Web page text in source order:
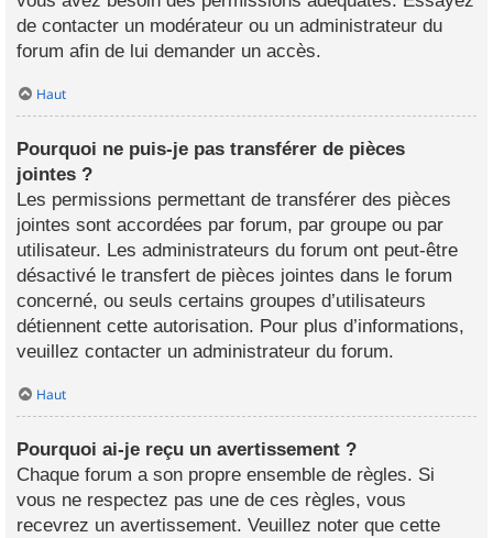
de contacter un modérateur ou un administrateur du
forum afin de lui demander un accès.
Haut
Pourquoi ne puis-je pas transférer de pièces
jointes ?
Les permissions permettant de transférer des pièces
jointes sont accordées par forum, par groupe ou par
utilisateur. Les administrateurs du forum ont peut-être
désactivé le transfert de pièces jointes dans le forum
concerné, ou seuls certains groupes d’utilisateurs
détiennent cette autorisation. Pour plus d’informations,
veuillez contacter un administrateur du forum.
Haut
Pourquoi ai-je reçu un avertissement ?
Chaque forum a son propre ensemble de règles. Si
vous ne respectez pas une de ces règles, vous
recevrez un avertissement. Veuillez noter que cette